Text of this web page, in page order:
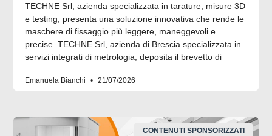
TECHNE Srl, azienda specializzata in tarature, misure 3D
e testing, presenta una soluzione innovativa che rende le
maschere di fissaggio più leggere, maneggevoli e
precise. TECHNE Srl, azienda di Brescia specializzata in
servizi integrati di metrologia, deposita il brevetto di
Emanuela Bianchi 21/07/2026
CONTENUTI SPONSORIZZATI